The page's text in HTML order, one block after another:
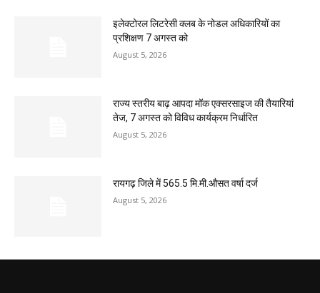
इलेक्टोरल लिटरेसी क्लब के नोडल अधिकारियों का
प्रशिक्षण 7 अगस्त को
August 5, 2026
राज्य स्तरीय बाढ़ आपदा मॉक एक्सरसाइज की तैयारियां
तेज, 7 अगस्त को विविध कार्यक्रम निर्धारित
August 5, 2026
रायगढ़ जिले में 565.5 मि.मी.औसत वर्षा दर्ज
August 5, 2026